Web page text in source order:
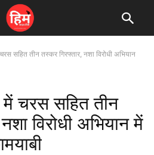
सहित तीन तस्कर गिरफ्तार, नशा विरोधी अभियान
में चरस सहित तीन
विरोधी अभियान में